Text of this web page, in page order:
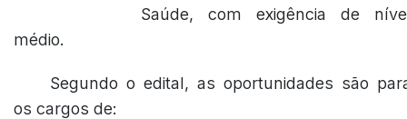
Saúde, com exigência de
médio.
Segundo o edital, as oportunidades são
os cargos de: